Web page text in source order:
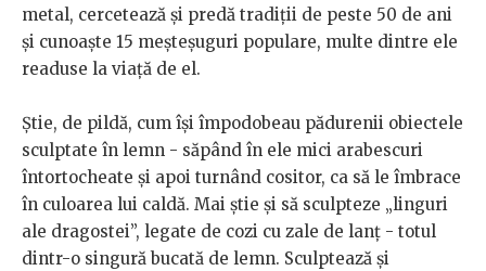
metal, cercetează și predă tradiții de peste 50 de ani
și cunoaște 15 meșteșuguri populare, multe dintre ele
readuse la viață de el.
Știe, de pildă, cum își împodobeau pădurenii obiectele
sculptate în lemn - săpând în ele mici arabescuri
întortocheate și apoi turnând cositor, ca să le îmbrace
în culoarea lui caldă. Mai știe și să sculpteze „linguri
ale dragostei”, legate de cozi cu zale de lanț - totul
dintr-o singură bucată de lemn. Sculptează și